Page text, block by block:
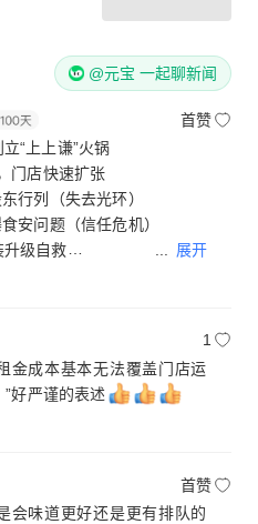
@元宝 一起聊新闻
首赞
“上上谦”火锅
门店快速扩张
行列（失去光环）
安问题（信任危机）
级自救
公司
店，品牌全线关停
全线熄火，这“长寿”的火锅
间卷走的命运。
展开
1
金成本基本无法覆盖门店运
好严谨的表述
首赞
会味道更好还是更有排队的